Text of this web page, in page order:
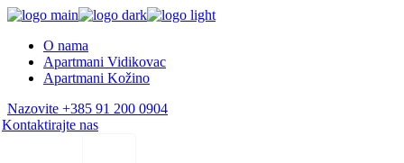
Skip
content
O nama
Apartmani Vidikovac
Apartmani Kožino
Nazovite +385 91 200 0904
Kontaktirajte nas